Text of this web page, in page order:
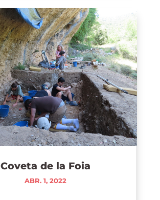
Coveta de la Foia
ABR. 1, 2022